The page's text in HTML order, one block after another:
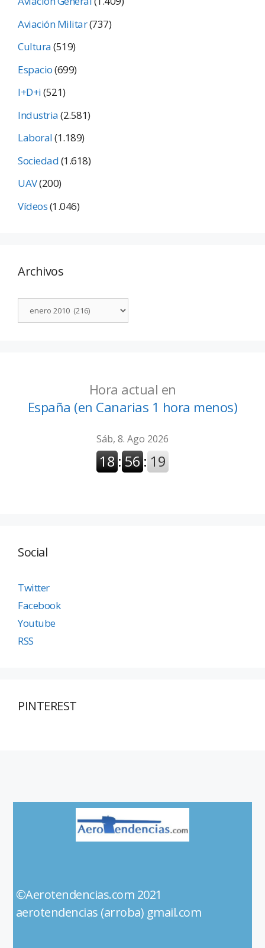
Aviación Militar(737)
Cultura(519)
Espacio(699)
I+D+i(521)
Industria(2.581)
Laboral(1.189)
Sociedad(1.618)
UAV(200)
Vídeos(1.046)
Archivos
Hora actual en
España (en Canarias 1 hora menos)
Social
Twitter
Facebook
Youtube
RSS
PINTEREST
©Aerotendencias.com 2021
aerotendencias (arroba) gmail.com